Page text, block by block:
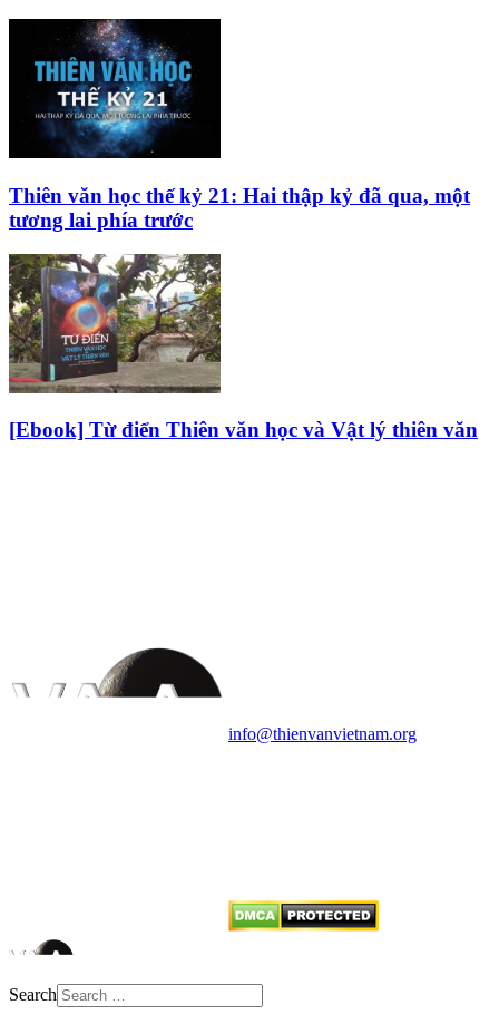
Thiên văn học thế kỷ 21: Hai thập kỷ đã qua, một
tương lai phía trước
[Ebook] Từ điển Thiên văn học và Vật lý thiên văn
info@thienvanvietnam.org
Search